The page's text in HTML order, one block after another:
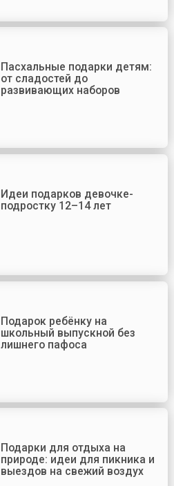
Пасхальные подарки детям:
от сладостей до
развивающих наборов
Идеи подарков девочке-
подростку 12–14 лет
Подарок ребёнку на
школьный выпускной без
лишнего пафоса
Подарки для отдыха на
природе: идеи для пикника и
выездов на свежий воздух